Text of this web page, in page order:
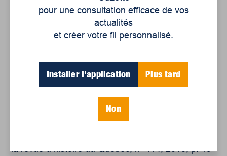
2014/chronique.asp?idChronique=360059
Yves Landry. « Les filles du roi et les soldats du
régiment de Carignan-Salières », Cap-aux-
1993, p. 24-27.
http://id.erudit.org/iderudit/8405ac
Marie-Ève Gingras. « Les filles du roi : mythes,
la revue d’histoire du Québec, n° 114, 2013, p. 19-
pour une consultation efficace de vos
actualités
et créer votre fil personnalisé.
Installer l'application Plus tard
Non